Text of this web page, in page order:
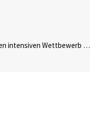
intensiven Wettbewerb …